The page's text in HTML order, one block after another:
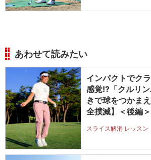
あわせて読みたい
インパクトでク
感覚!?「クルリ
きで球をつかま
全撲滅】＜後編＞
スライス解消 レッスン